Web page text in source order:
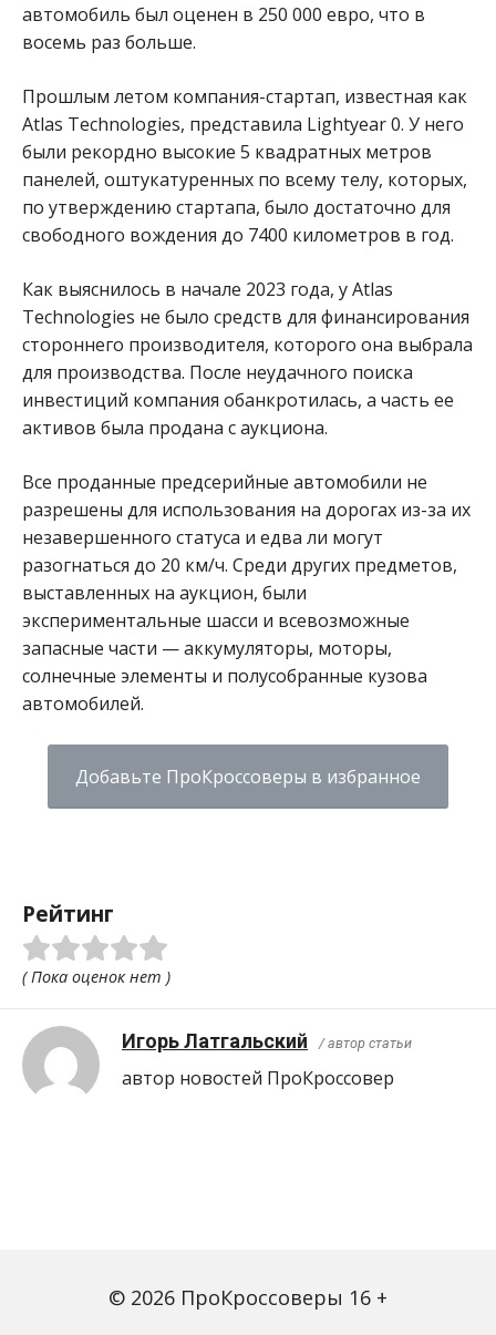
автомобиль был оценен в 250 000 евро, что в
восемь раз больше.
Прошлым летом компания-стартап, известная как
Atlas Technologies, представила Lightyear 0. У него
были рекордно высокие 5 квадратных метров
панелей, оштукатуренных по всему телу, которых,
по утверждению стартапа, было достаточно для
свободного вождения до 7400 километров в год.
Как выяснилось в начале 2023 года, у Atlas
Technologies не было средств для финансирования
стороннего производителя, которого она выбрала
для производства. После неудачного поиска
инвестиций компания обанкротилась, а часть ее
активов была продана с аукциона.
Все проданные предсерийные автомобили не
разрешены для использования на дорогах из-за их
незавершенного статуса и едва ли могут
разогнаться до 20 км/ч. Среди других предметов,
выставленных на аукцион, были
экспериментальные шасси и всевозможные
запасные части — аккумуляторы, моторы,
солнечные элементы и полусобранные кузова
автомобилей.
Добавьте ПроКроссоверы в избранное
Рейтинг
( Пока оценок нет )
Игорь Латгальский / автор статьи
автор новостей ПроКроcсовер
© 2026 ПроКроссоверы 16 +